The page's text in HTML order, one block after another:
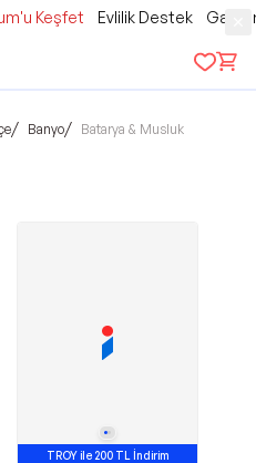
Keşfet Evlilik Destek
/ Banyo/ Batarya & Musluk
TROY ile 200 TL İndirim